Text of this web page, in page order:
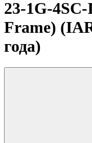
23-1G-
Frame)
года)